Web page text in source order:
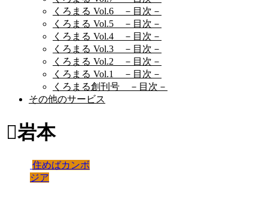
くろまる Vol.6 －目次－
くろまる Vol.5 －目次－
くろまる Vol.4 －目次－
くろまる Vol.3 －目次－
くろまる Vol.2 －目次－
くろまる Vol.1 －目次－
くろまる創刊号 －目次－
その他のサービス
岩本
住めばカンボ
ジア